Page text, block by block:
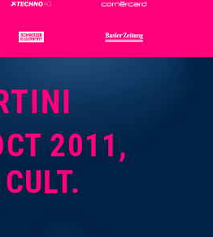
2011,